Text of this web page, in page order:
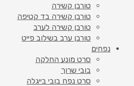
טורבן קשירה
טורבן קשירה בד קטיפה
טורבן קשירה לערב
טורבן ערב בשילוב פייט
נפחים
סרט מונע החלקה
בובי שרוך
סרט נפח בובי בייגלה